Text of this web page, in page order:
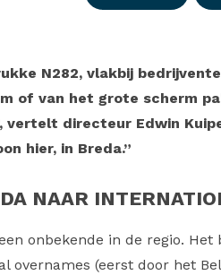
N282, vlakbij
of van het grote scherm
vertelt directeur Edwin
hier, in Breda.”
NAAR
onbekende in de regio.
overnames (eerst door het